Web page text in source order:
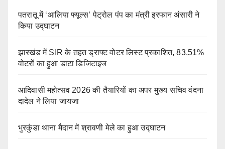
पतरातू में ‘आलिया फ्यूल्स’ पेट्रोल पंप का मंत्री इरफान अंसारी ने
किया उद्घाटन
झारखंड में SIR के तहत ड्राफ्ट वोटर लिस्ट प्रकाशित, 83.51%
वोटरों का हुआ डाटा डिजिटाइज
आदिवासी महोत्सव 2026 की तैयारियों का अपर मुख्य सचिव वंदना
दादेल ने लिया जायजा
भुरकुंडा थाना मैदान में श्रावणी मेले का हुआ उद्घाटन